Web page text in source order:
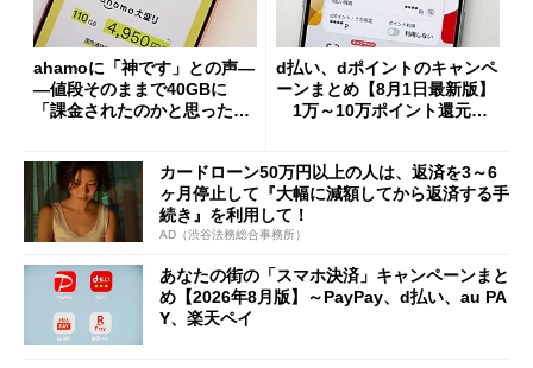
ahamoに「神です」との声―
―値段そのままで40GBに
「課金されたのかと思った」
d払い、dポイントのキャンペ
ーンまとめ【8月1日最新版】
1万～10万ポイント還元の
カードローン50万円以上の人は、返済を3～6
ヶ月停止して『大幅に減額してから返済する手
続き』を利用して！
AD（渋谷法務総合事務所）
あなたの街の「スマホ決済」キャンペーンまと
め【2026年8月版】～PayPay、d払い、au PA
Y、楽天ペイ